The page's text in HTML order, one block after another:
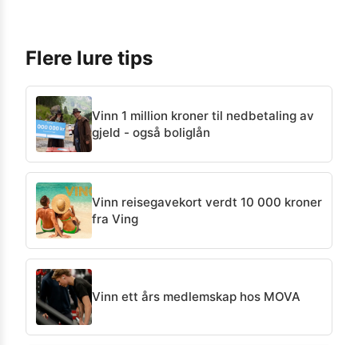
Flere lure tips
Vinn 1 million kroner til nedbetaling av
gjeld - også boliglån
Vinn reisegavekort verdt 10 000 kroner
fra Ving
Vinn ett års medlemskap hos MOVA